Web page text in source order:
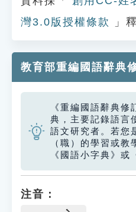
灣3.0版授權條款
」
教育部重編國語辭典
《重編國語辭典修
典，主要記錄語言
語文研究者。若您
（職）的學習或教
《國語小字典》或
注音：